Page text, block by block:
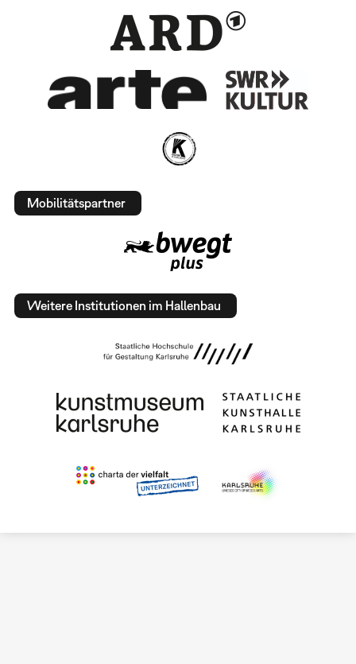
Mobilitätspartner
Weitere Institutionen im Hallenbau